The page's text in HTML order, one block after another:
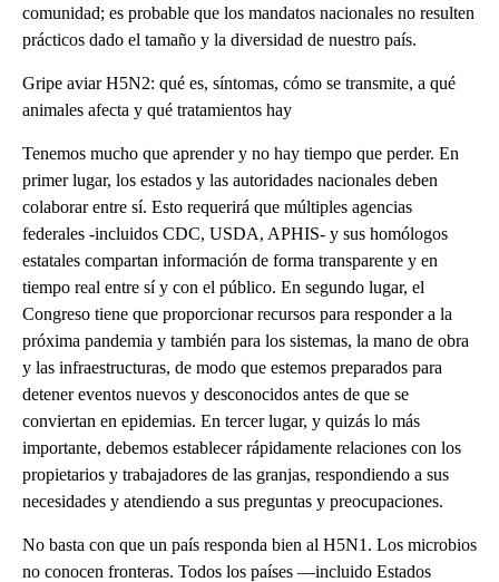
comunidad; es probable que los mandatos nacionales no resulten
prácticos dado el tamaño y la diversidad de nuestro país.
Gripe aviar H5N2: qué es, síntomas, cómo se transmite, a qué
animales afecta y qué tratamientos hay
Tenemos mucho que aprender y no hay tiempo que perder. En
primer lugar, los estados y las autoridades nacionales deben
colaborar entre sí. Esto requerirá que múltiples agencias
federales -incluidos CDC, USDA, APHIS- y sus homólogos
estatales compartan información de forma transparente y en
tiempo real entre sí y con el público. En segundo lugar, el
Congreso tiene que proporcionar recursos para responder a la
próxima pandemia y también para los sistemas, la mano de obra
y las infraestructuras, de modo que estemos preparados para
detener eventos nuevos y desconocidos antes de que se
conviertan en epidemias. En tercer lugar, y quizás lo más
importante, debemos establecer rápidamente relaciones con los
propietarios y trabajadores de las granjas, respondiendo a sus
necesidades y atendiendo a sus preguntas y preocupaciones.
No basta con que un país responda bien al H5N1. Los microbios
no conocen fronteras. Todos los países —incluido Estados